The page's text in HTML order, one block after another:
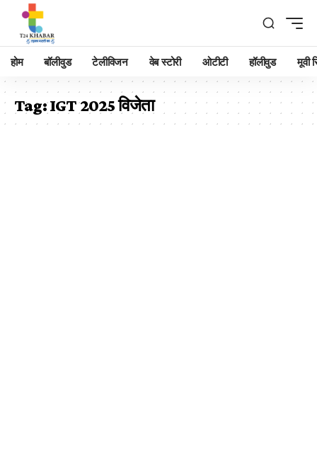
होम बॉलीवुड टेलीविजन वेब स्टोरी ओटीटी हॉलीवुड मूवी
Tag:IGT 2025 विजेता